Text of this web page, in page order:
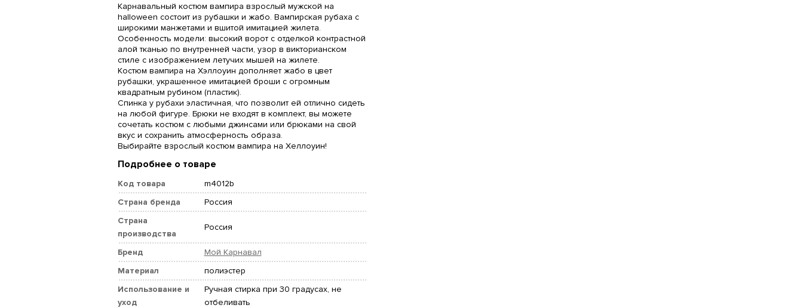
Карнавальный костюм вампира взрослый мужской на
halloween состоит из рубашки и жабо. Вампирская рубаха с
широкими манжетами и вшитой имитацией жилета.
Особенность модели: высокий ворот с отделкой контрастной
алой тканью по внутренней части, узор в викторианском
стиле с изображением летучих мышей на жилете.
Костюм вампира на Хэллоуин дополняет жабо в цвет
рубашки, украшенное имитацией броши с огромным
квадратным рубином (пластик).
Спинка у рубахи эластичная, что позволит ей отлично сидеть
на любой фигуре. Брюки не входят в комплект, вы можете
сочетать костюм с любыми джинсами или брюками на свой
вкус и сохранить атмосферность образа.
Выбирайте взрослый костюм вампира на Хеллоуин!
Подробнее о товаре
Код товара
m4012b
Страна бренда
Россия
Страна
производства
Россия
Бренд
Мой Карнавал
Материал
полиэстер
Использование и
уход
Ручная стирка при 30 градусах, не
отбеливать